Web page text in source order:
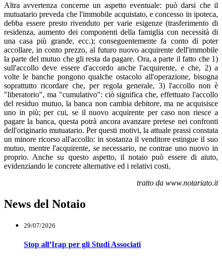
Altra avvertenza concerne un aspetto eventuale: può darsi che il
mutuatario preveda che l'immobile acquistato, e concesso in ipoteca,
debba essere presto rivenduto per varie esigenze (trasferimento di
residenza, aumento dei componenti della famiglia con necessità di
una casa più grande, ecc.); conseguentemente fa conto di poter
accollare, in conto prezzo, al futuro nuovo acquirente dell'immobile
la parte del mutuo che gli resta da pagare. Ora, a parte il fatto che 1)
sull'accollo deve essere d'accordo anche l'acquirente, e che, 2) a
volte le banche pongono qualche ostacolo all'operazione, bisogna
soprattutto ricordare che, per regola generale, 3) l'accollo non è
"liberatorio", ma "cumulativo": ciò significa che, effettuato l'accollo
del residuo mutuo, la banca non cambia debitore, ma ne acquisisce
uno in più; per cui, se il nuovo acquirente per caso non riesce a
pagare la banca, questa potrà ancora avanzare pretese nei confronti
dell'originario mutuatario. Per questi motivi, la attuale prassi constata
un minore ricorso all'accollo: in sostanza il venditore estingue il suo
mutuo, mentre l'acquirente, se necessario, ne contrae uno nuovo in
proprio. Anche su questo aspetto, il notaio può essere di aiuto,
evidenziando le concrete alternative ed i relativi costi.
tratto da www.notariato.it
News del Notaio
29/07/2026
Stop all’Irap per gli Studi Associati